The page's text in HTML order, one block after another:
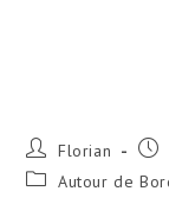
Auteur/autrice
de
la
Florian
Post Autour de